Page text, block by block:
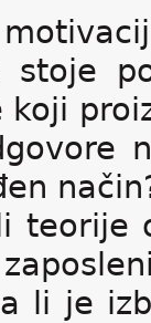
stoje
teorije
li je